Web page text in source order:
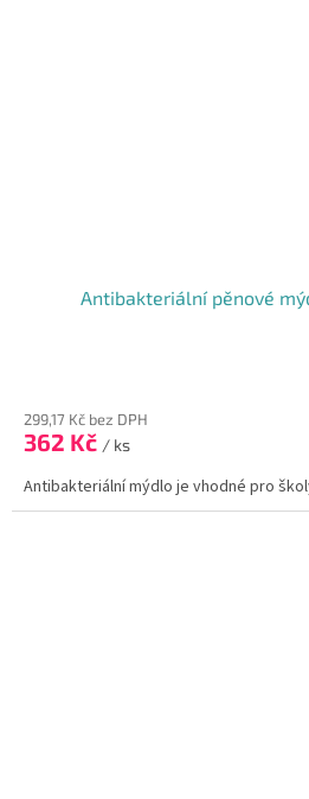
Antibakteriální pěnové
299,17 Kč bez DPH
362 Kč / ks
Antibakteriální mýdlo je vhodné pro